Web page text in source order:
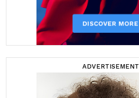
ADVERTISEMENT